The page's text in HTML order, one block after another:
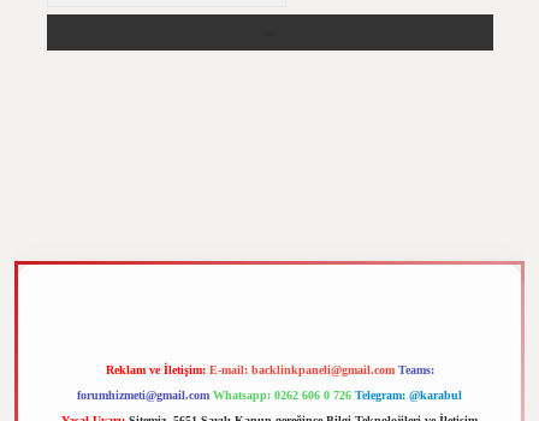
Reklam ve İletişim: E-mail: backlinkpaneli@gmail.com Teams:
forumhizmeti@gmail.com Whatsapp: 0262 606 0 726 Telegram: @karabul